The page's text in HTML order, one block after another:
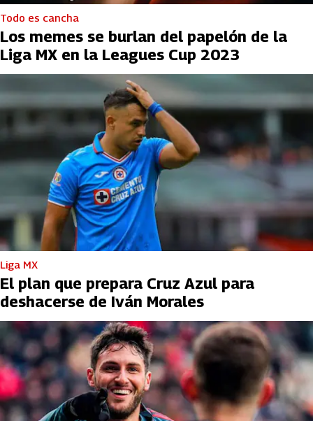
Todo es cancha
Los memes se burlan del papelón de la
Liga MX en la Leagues Cup 2023
Liga MX
El plan que prepara Cruz Azul para
deshacerse de Iván Morales